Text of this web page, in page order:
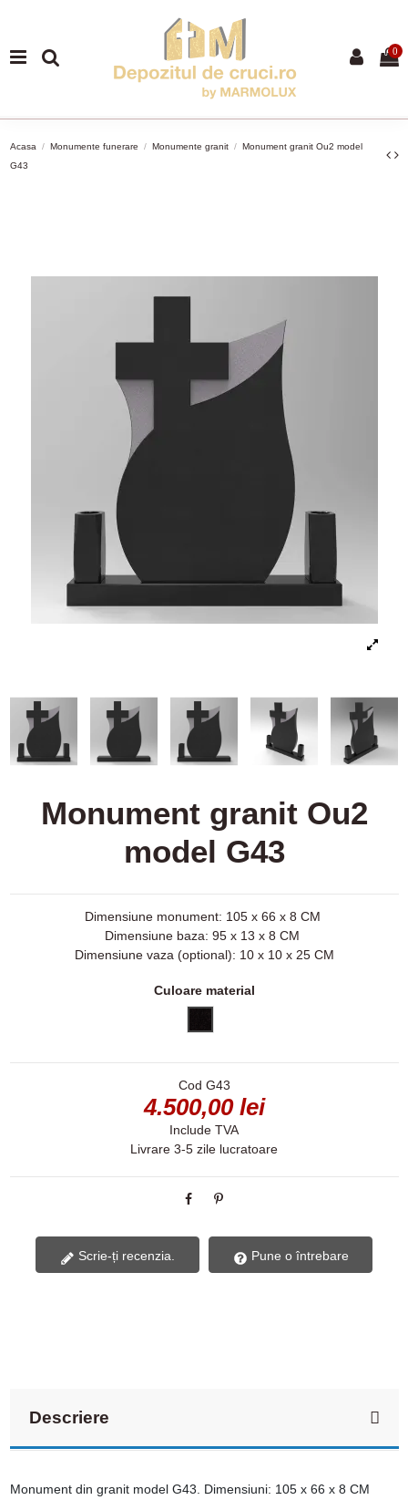
0
Acasa Monumente funerare Monumente granit
Monument granit Ou2 model
G43
Monument granit Ou2
model G43
Dimensiune monument: 105 x 66 x 8 CM
Dimensiune baza: 95 x 13 x 8 CM
Dimensiune vaza (optional): 10 x 10 x 25 CM
Culoare material
Cod G43
4.500,00 lei
Include TVA
Livrare 3-5 zile lucratoare
Scrie-ți recenzia. Pune o întrebare
Descriere
Monument din granit model G43. Dimensiuni: 105 x 66 x 8 CM